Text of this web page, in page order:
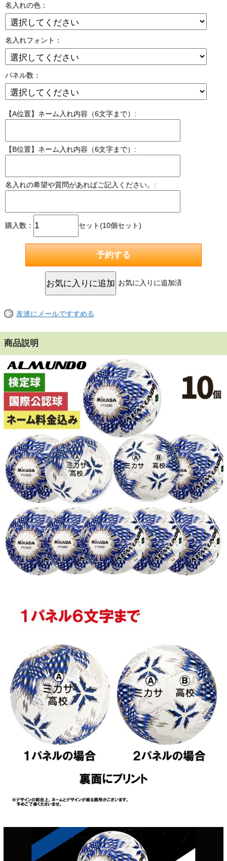
名入れの色：
名入れフォント：
パネル数：
【A位置】ネーム入れ内容（6文字まで）:
【B位置】ネーム入れ内容（6文字まで）:
名入れの希望や質問があればご記入ください。:
購入数： セット(10個セット)
お気に入りに追加済
友達にメールですすめる
商品説明